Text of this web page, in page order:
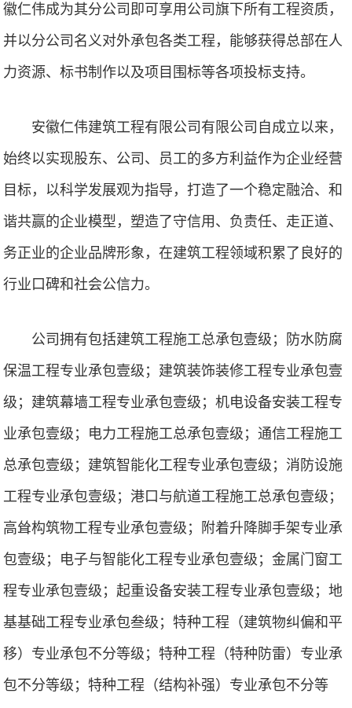
徽仁伟成为其分公司即可享用公司旗下所有工程资质，
并以分公司名义对外承包各类工程，能够获得总部在人
力资源、标书制作以及项目围标等各项投标支持。
安徽仁伟建筑工程有限公司有限公司自成立以来，
始终以实现股东、公司、员工的多方利益作为企业经营
目标，以科学发展观为指导，打造了一个稳定融洽、和
谐共赢的企业模型，塑造了守信用、负责任、走正道、
务正业的企业品牌形象，在建筑工程领域积累了良好的
行业口碑和社会公信力。
公司拥有包括建筑工程施工总承包壹级；防水防腐
保温工程专业承包壹级；建筑装饰装修工程专业承包壹
级；建筑幕墙工程专业承包壹级；机电设备安装工程专
业承包壹级；电力工程施工总承包壹级；通信工程施工
总承包壹级；建筑智能化工程专业承包壹级；消防设施
工程专业承包壹级；港口与航道工程施工总承包壹级；
高耸构筑物工程专业承包壹级；附着升降脚手架专业承
包壹级；电子与智能化工程专业承包壹级；金属门窗工
程专业承包壹级；起重设备安装工程专业承包壹级；地
基基础工程专业承包叁级；特种工程（建筑物纠偏和平
移）专业承包不分等级；特种工程（特种防雷）专业承
包不分等级；特种工程（结构补强）专业承包不分等